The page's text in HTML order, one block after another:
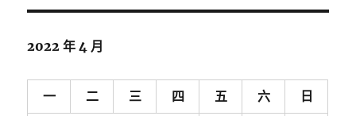
鍵
2022 年 4 月
一 二 三 四 五 六 日